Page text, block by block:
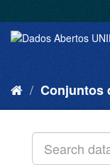
Conjuntos